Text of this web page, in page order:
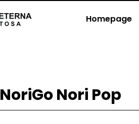
Homepage
NoriGo Nori Pop